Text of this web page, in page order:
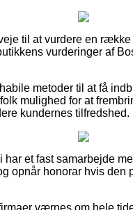
til at vurdere en
vurderinger af
metoder til at få
mulighed for at
kundernes tilfredshed.
et fast samarbejde
opnår honorar hvis den
værnes om hele